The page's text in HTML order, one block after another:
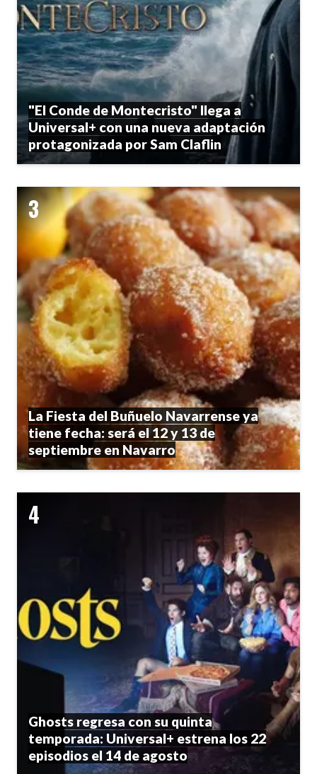
"El Conde de Montecristo" llega a
Universal+ con una nueva adaptación
protagonizada por Sam Claflin
La Fiesta del Buñuelo Navarrense ya
tiene fecha: será el 12 y 13 de
septiembre en Navarro
Ghosts regresa con su quinta
temporada: Universal+ estrena los 22
episodios el 14 de agosto